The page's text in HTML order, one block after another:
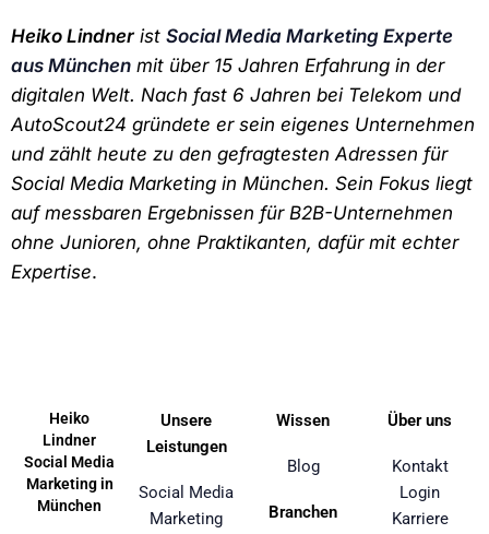
Heiko Lindner ist Social Media Marketing Experte
aus München mit über 15 Jahren Erfahrung in der
digitalen Welt. Nach fast 6 Jahren bei Telekom und
AutoScout24 gründete er sein eigenes Unternehmen
und zählt heute zu den gefragtesten Adressen für
Social Media Marketing in München. Sein Fokus liegt
auf messbaren Ergebnissen für B2B-Unternehmen
ohne Junioren, ohne Praktikanten, dafür mit echter
Expertise.
Heiko
Lindner
Social Media
Marketing in
München
Unsere
Leistungen
Social Media
Marketing
Wissen
Blog
Branchen
Über uns
Kontakt
Login
Karriere